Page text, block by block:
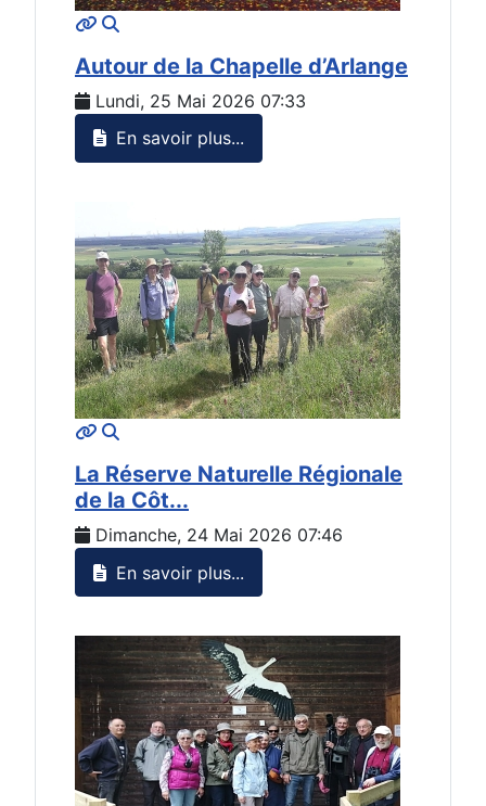
MOD_JTCS_VIEW_ARTICLE_LINK
Autour de la Chapelle d’Arlange
Lundi, 25 Mai 2026 07:33
En savoir plus...
MOD_JTCS_VIEW_ARTICLE_LINK
La Réserve Naturelle Régionale
de la Côt...
Dimanche, 24 Mai 2026 07:46
En savoir plus...